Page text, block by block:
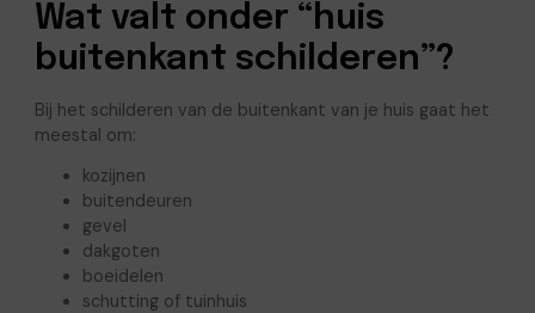
Wat valt onder “huis
buitenkant schilderen”?
Bij het schilderen van de buitenkant van je huis gaat het
meestal om:
kozijnen
buitendeuren
gevel
dakgoten
boeidelen
schutting of tuinhuis